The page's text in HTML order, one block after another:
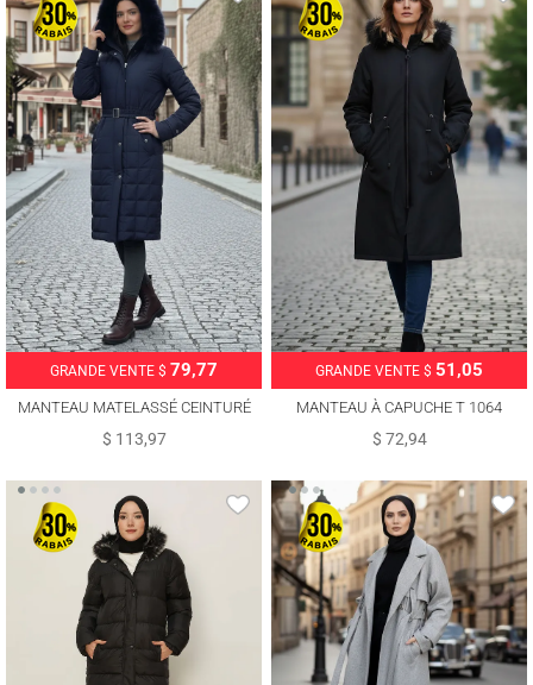
GRANDE VENTE $ 79,77
MANTEAU MATELASSÉ CEINTURÉ
T 0002
$ 113,97
GRANDE VENTE $ 51,05
MANTEAU À CAPUCHE T 1064
$ 72,94